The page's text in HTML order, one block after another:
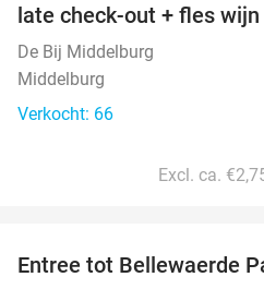
late check-out + fles
De Bij Middelburg
Middelburg
Verkocht: 66
Excl. ca.
Entree tot Bellewaerde